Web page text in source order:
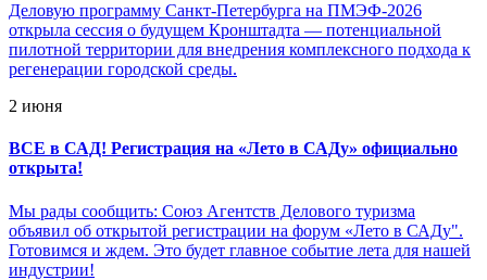
Деловую программу Санкт-Петербурга на ПМЭФ-2026
открыла сессия о будущем Кронштадта — потенциальной
пилотной территории для внедрения комплексного подхода к
регенерации городской среды.
2 июня
ВСЕ в САД! Регистрация на «Лето в САДу» официально
открыта!
Мы рады сообщить: Союз Агентств Делового туризма
объявил об открытой регистрации на форум «Лето в САДу".
Готовимся и ждем. Это будет главное событие лета для нашей
индустрии!